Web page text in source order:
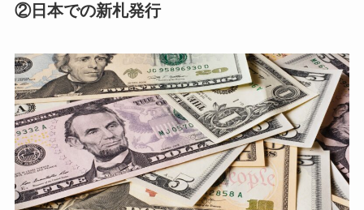
②日本での新札発行